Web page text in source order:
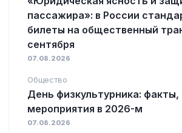
пассажира»: в России
билеты на общественный
сентября
07.08.2026
Общество
День физкультурника:
мероприятия в 2026-м
07.08.2026